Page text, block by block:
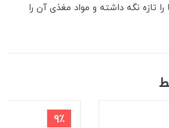
تازه نگه داشته و مواد مغذی آن را
9٪